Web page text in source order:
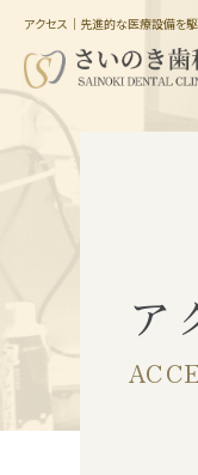
アクセス｜先進的な医療設備を
インプ
埋入
ア